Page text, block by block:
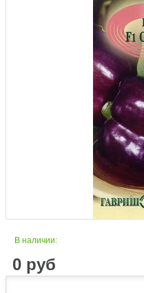
В наличии:
0 руб